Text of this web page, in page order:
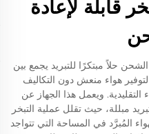
قابلة لإعادة
الشحن حلاً مبتكرًا للتبريد يجمع بين
لتوفير هواء منعش دون التكاليف
التقليدية. ويعمل هذا الجهاز عن
مبللة، حيث تقلل عملية التبخر
المُبرَّد في المساحة التي تتواجد